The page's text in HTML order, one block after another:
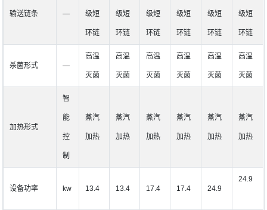
输送链条 ― 级短
环链
级短
环链
级短
环链
级短
环链
级短
环链
级短
环链
杀菌形式 ―
高温
灭菌
高温
灭菌
高温
灭菌
高温
灭菌
高温
灭菌
高温
灭菌
加热形式
智
能
控
制
蒸汽
加热
蒸汽
加热
蒸汽
加热
蒸汽
加热
蒸汽
加热
蒸汽
加热
设备功率 kw 13.4 13.4 17.4 17.4 24.9
24.9